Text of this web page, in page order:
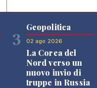
3
Geopolitica
02 ago 2026
La Corea del
Nord verso un
nuovo invio di
truppe in Russia